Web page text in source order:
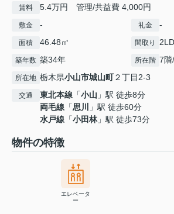
賃料 5.4万円 管理/共益費 4,000円
敷金 - 礼金 -
面積 46.48㎡ 間取り
築年数 築34年 所在階 7階
所在地 栃木県小山市城山町２丁目2-3
交通 東北本線 「小山 」駅 徒歩8分
両毛線 「思川
」駅 徒歩60分
水戸線 「小田林」駅 徒歩73分
物件の特徴
エレベータ
ー